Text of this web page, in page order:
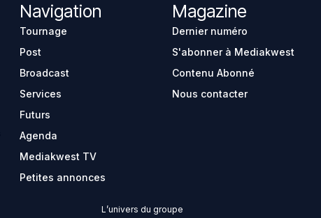
Navigation
Tournage
Post
Broadcast
Services
Futurs
Agenda
Mediakwest TV
Petites annonces
Magazine
Dernier numéro
S'abonner à Mediakwest
Contenu Abonné
Nous contacter
L’univers du groupe